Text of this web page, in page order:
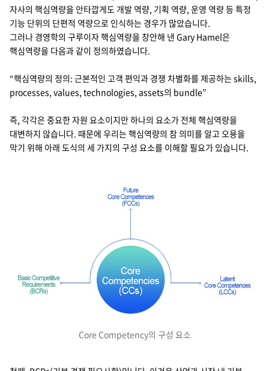
자사의 핵심역량을 안타깝게도 개발 역량, 기획 역량, 운영 역량 등 특정
기능 단위의 단편적 역량으로 인식하는 경우가 많았습니다.
그러나 경영학의 구루이자 핵심역량을 창안해 낸 Gary Hamel은
핵심역량을 다음과 같이 정의하였습니다.
“핵심역량의 정의: 근본적인 고객 편익과 경쟁 차별화를 제공하는 skills,
processes, values, technologies, assets의 bundle”
즉, 각각은 중요한 자원 요소이지만 하나의 요소가 전체 핵심역량을
대변하지 않습니다. 때문에 우리는 핵심역량의 참 의미를 알고 오용을
막기 위해 아래 도식의 세 가지의 구성 요소를 이해할 필요가 있습니다.
Core Competency의 구성 요소